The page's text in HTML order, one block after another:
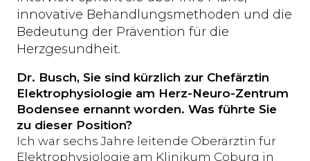
innovative Behandlungsmethoden und die
Bedeutung der Prävention für die
Herzgesundheit.
Dr. Busch, Sie sind kürzlich zur Chefärztin
Elektrophysiologie am Herz-Neuro-Zentrum
Bodensee ernannt worden. Was führte Sie
zu dieser Position?
Ich war sechs Jahre leitende Oberärztin für
Elektrophysiologie am Klinikum Coburg in